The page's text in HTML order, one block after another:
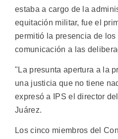
estaba a cargo de la
equitación militar, fue el
permitió la presencia de los
comunicación a las
"La presunta apertura a la
una justicia que no tiene
expresó a IPS el director
Juárez.
Los cinco miembros del